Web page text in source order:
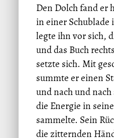
Den Dolch fand er
in einer Schublade
legte ihn vor sich,
und das Buch
setzte sich. Mit
summte er einen
und nach und
die Energie in
sammelte. Sein
die zitternden